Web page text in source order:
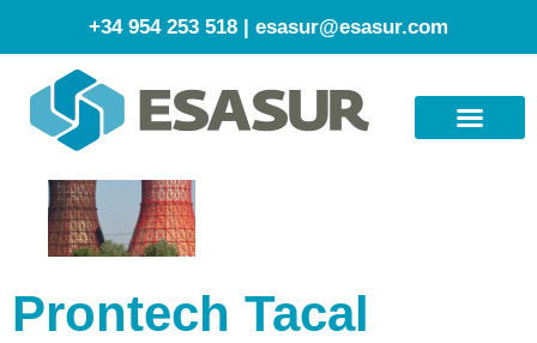
+34 954 253 518 | esasur@esasur.com
Prontech Tacal